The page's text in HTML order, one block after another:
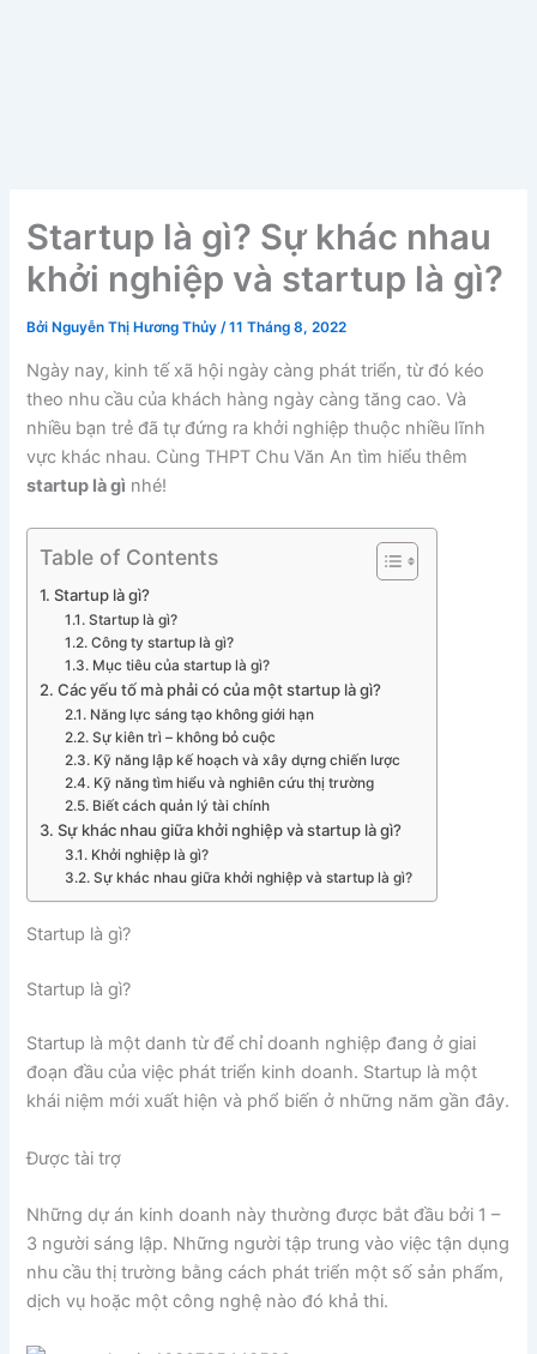
Startup là gì? Sự khác nhau
khởi nghiệp và startup là gì?
Bởi Nguyễn Thị Hương Thủy/11 Tháng 8, 2022
Ngày nay, kinh tế xã hội ngày càng phát triển, từ đó kéo
theo nhu cầu của khách hàng ngày càng tăng cao. Và
nhiều bạn trẻ đã tự đứng ra khởi nghiệp thuộc nhiều lĩnh
vực khác nhau. Cùng THPT Chu Văn An tìm hiểu thêm
startup là gì nhé!
Table of Contents
Startup là gì?
Startup là gì?
Công ty startup là gì?
Mục tiêu của startup là gì?
Các yếu tố mà phải có của một startup là gì?
Năng lực sáng tạo không giới hạn
Sự kiên trì – không bỏ cuộc
Kỹ năng lập kế hoạch và xây dựng chiến lược
Kỹ năng tìm hiểu và nghiên cứu thị trường
Biết cách quản lý tài chính
Sự khác nhau giữa khởi nghiệp và startup là gì?
Khởi nghiệp là gì?
Sự khác nhau giữa khởi nghiệp và startup là gì?
Startup là gì?
Startup là gì?
Startup là một danh từ để chỉ doanh nghiệp đang ở giai
đoạn đầu của việc phát triển kinh doanh. Startup là một
khái niệm mới xuất hiện và phổ biến ở những năm gần đây.
Được tài trợ
Những dự án kinh doanh này thường được bắt đầu bởi 1 –
3 người sáng lập. Những người tập trung vào việc tận dụng
nhu cầu thị trường bằng cách phát triển một số sản phẩm,
dịch vụ hoặc một công nghệ nào đó khả thi.